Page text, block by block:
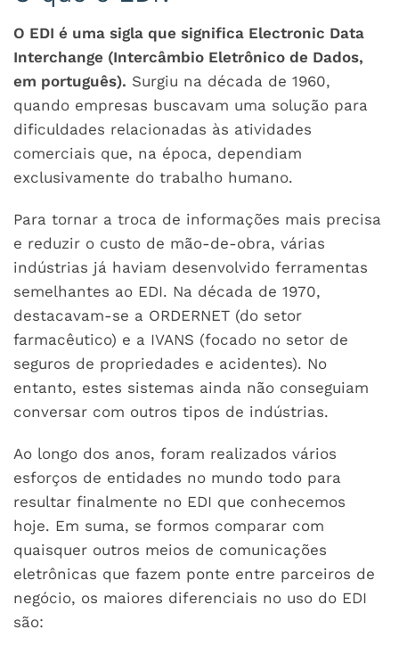
O EDI é uma sigla que significa Electronic Data
Interchange (Intercâmbio Eletrônico de Dados,
em português). Surgiu na década de 1960,
quando empresas buscavam uma solução para
dificuldades relacionadas às atividades
comerciais que, na época, dependiam
exclusivamente do trabalho humano.
Para tornar a troca de informações mais precisa
e reduzir o custo de mão-de-obra, várias
indústrias já haviam desenvolvido ferramentas
semelhantes ao EDI. Na década de 1970,
destacavam-se a ORDERNET (do setor
farmacêutico) e a IVANS (focado no setor de
seguros de propriedades e acidentes). No
entanto, estes sistemas ainda não conseguiam
conversar com outros tipos de indústrias.
Ao longo dos anos, foram realizados vários
esforços de entidades no mundo todo para
resultar finalmente no EDI que conhecemos
hoje. Em suma, se formos comparar com
quaisquer outros meios de comunicações
eletrônicas que fazem ponte entre parceiros de
negócio, os maiores diferenciais no uso do EDI
são: